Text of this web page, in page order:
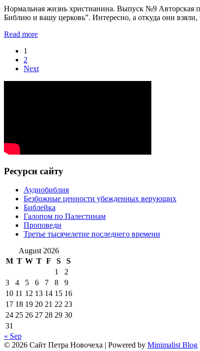
Нормальная жизнь христианина. Выпуск №9 Авторская
Библию и вашу церковь”. Интересно, а откуда они
Read more
1
2
Next
Ресурси сайту
Аудиобиблия
Безбожные ценности убежденных верующих
Библейка
Галопом по Палестинам
Проповеди
Третье тысячелетие последнего времени
August 2026
M T W T F S
S
1
2
3
4 5 6 7 8
9
10 11 12 13 14 15 16
17 18 19 20 21 22 23
24 25 26 27 28 29 30
31
« Sep
© 2026 Сайт Петра Новочеха
| Powered by Minimalist Blog